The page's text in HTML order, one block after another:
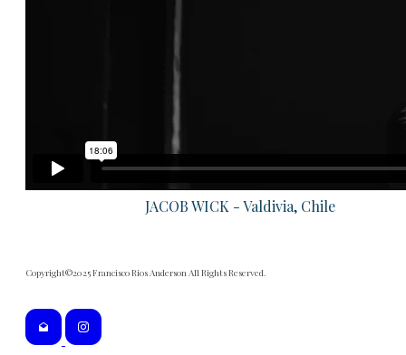
JACOB WICK - Valdivia, Chile
Copyright©2025 Francisco Rios Anderson All Rights Reserved.